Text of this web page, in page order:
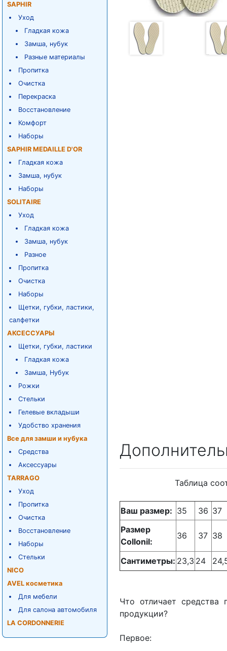
SAPHIR
Уход
Гладкая кожа
Замша, нубук
Разные материалы
Пропитка
Очистка
Перекраска
Восстановление
Комфорт
Наборы
SAPHIR MEDAILLE D'OR
Гладкая кожа
Замша, нубук
Наборы
SOLITAIRE
Уход
Гладкая кожа
Замша, нубук
Разное
Пропитка
Очистка
Наборы
Щетки, губки, ластики,
салфетки
АКСЕССУАРЫ
Щетки, губки, ластики
Гладкая кожа
Замша, Нубук
Рожки
Стельки
Гелевые вкладыши
Удобство хранения
Все для замши и нубука
Средства
Аксессуары
TARRAGO
Уход
Пропитка
Очистка
Восстановление
Наборы
Стельки
NICO
AVEL косметика
Для мебели
Для салона автомобиля
LA CORDONNERIE
Таблица
Ваш размер: 35 36 37
Размер
Collonil:
36 37 38
Сантиметры: 23,3 24
Что отличает средства
продукции?
Первое: